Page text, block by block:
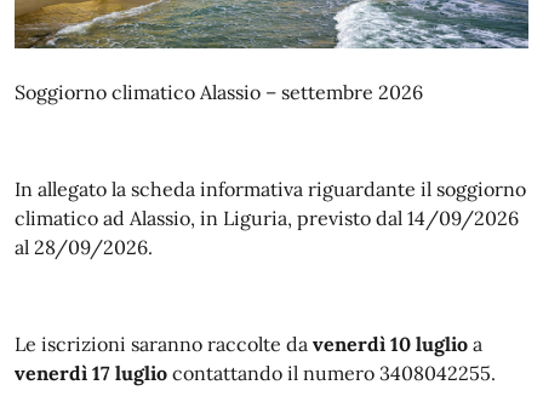
Soggiorno climatico Alassio – settembre 2026
In allegato la scheda informativa riguardante il soggiorno
climatico ad Alassio, in Liguria, previsto dal 14/09/2026
al 28/09/2026.
Le iscrizioni saranno raccolte da venerdì 10 luglio a
venerdì 17 luglio contattando il numero 3408042255.